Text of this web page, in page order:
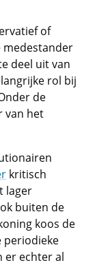
of
medestander
deel uit van
rol bij
de
van het
kritisch
lager
buiten de
koos de
periodieke
er echter al